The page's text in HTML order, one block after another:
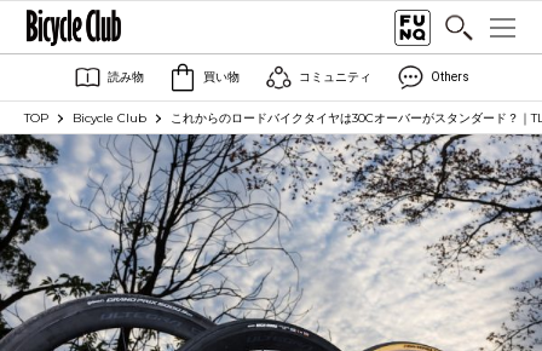
読み物 買い物 コミュニティ Others
TOP Bicycle Club これからのロードバイクタイヤは30Cオーバーがスタンダード？｜